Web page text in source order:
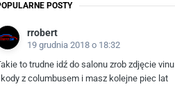
POSTY
rrobert
19 grudnia 2018 o 18:32
to trudne idź do salonu zrob zdjęcie vinu
z columbusem i masz kolejne piec lat